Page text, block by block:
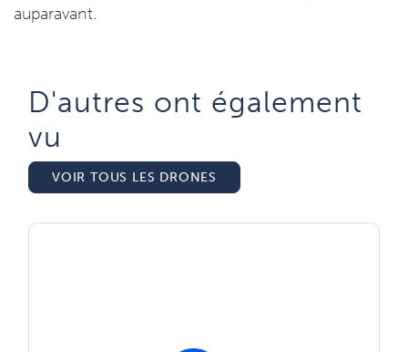
auparavant.
D'autres ont également
vu​
VOIR TOUS LES DRONES